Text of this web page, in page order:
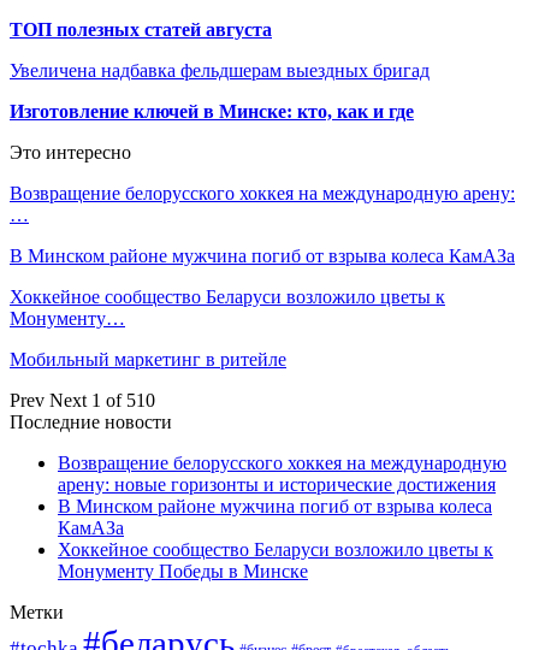
ТОП полезных статей августа
Увеличена надбавка фельдшерам выездных бригад
Изготовление ключей в Минске: кто, как и где
Это интересно
Возвращение белорусского хоккея на международную арену:
…
В Минском районе мужчина погиб от взрыва колеса КамАЗа
Хоккейное сообщество Беларуси возложило цветы к
Монументу…
Мобильный маркетинг в ритейле
Prev Next 1 of 510
Последние новости
Возвращение белорусского хоккея на международную
арену: новые горизонты и исторические достижения
В Минском районе мужчина погиб от взрыва колеса
КамАЗа
Хоккейное сообщество Беларуси возложило цветы к
Монументу Победы в Минске
Метки